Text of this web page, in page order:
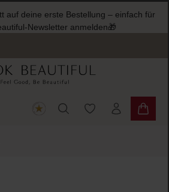
auf deine erste Bestellung – einfach für
Newsletter anmelden🎁
Du hast 0